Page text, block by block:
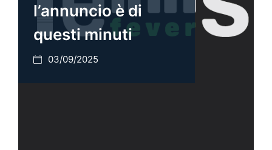
l’annuncio è di
questi minuti
03/09/2025